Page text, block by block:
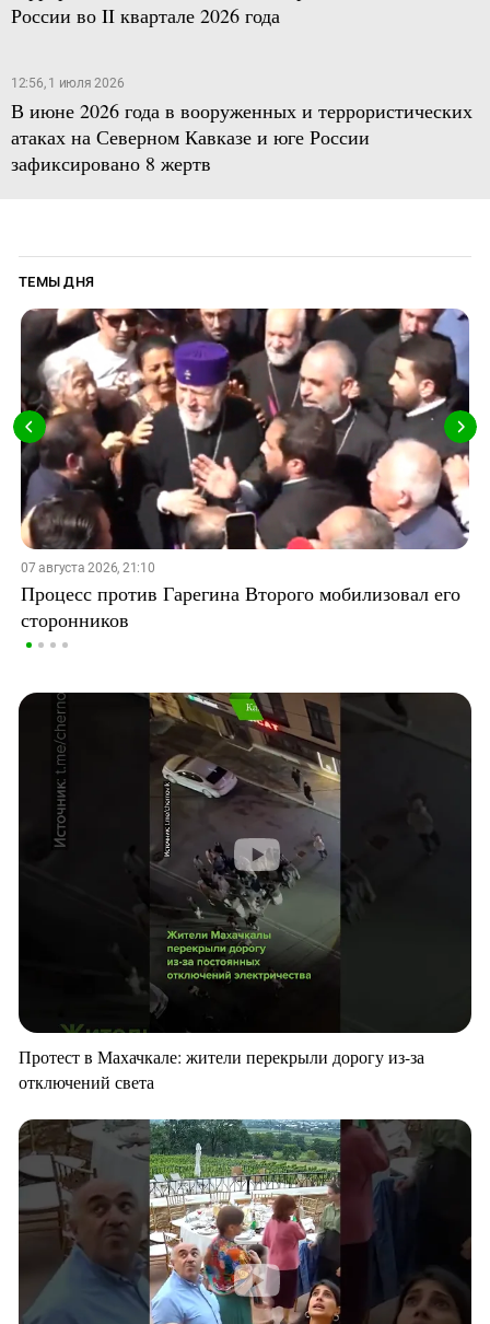
России во II квартале 2026 года
12:56, 1 июля 2026
В июне 2026 года в вооруженных и террористических
атаках на Северном Кавказе и юге России
зафиксировано 8 жертв
ТЕМЫ ДНЯ
07 августа 2026, 21:10
Процесс против Гарегина Второго мобилизовал его
сторонников
Протест в Махачкале: жители перекрыли дорогу из-за
отключений света